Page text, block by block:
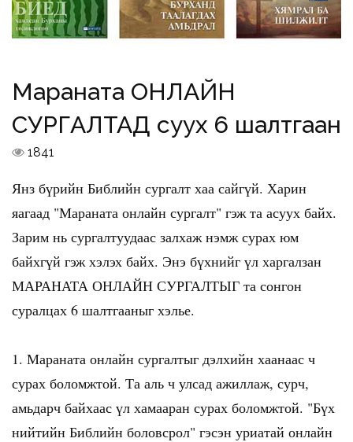
Мараната ОНЛАЙН
СУРГАЛТАД суух 6 шалтгаан
1841
Янз бүрийн Библийн сургалт хаа сайгүй. Харин
яагаад "Мараната онлайн сургалт" гэж та асуух байх.
Зарим нь сургалтуудаас залхаж нэмж сурах юм
байхгүй гэж хэлэх байх. Энэ бүхнийг үл харгалзан
МАРАНАТА ОНЛАЙН СУРГАЛТЫГ та сонгон
суралцах 6 шалтгааныг хэлье.
1. Мараната онлайн сургалтыг дэлхийн хаанаас ч
сурах боломжтой. Та аль ч улсад ажиллаж, сурч,
амьдарч байхаас үл хамааран сурах боломжтой. "Бүх
нийтийн Библийн боловсрол" гэсэн уриатай онлайн